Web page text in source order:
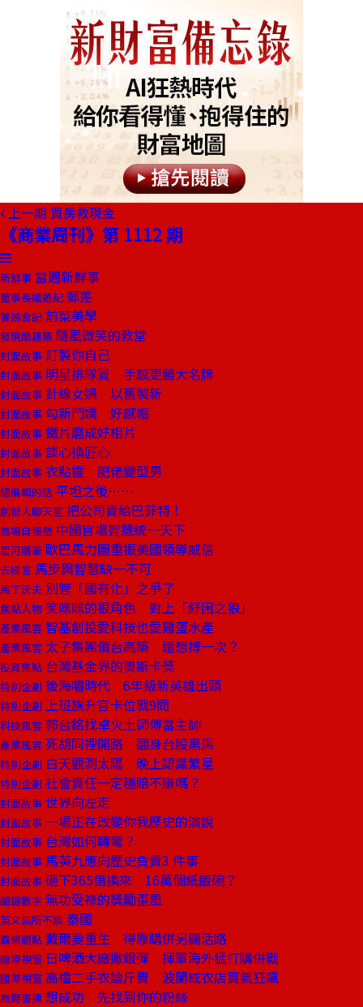
上一期 買房救現金
《商業周刊》第 1112 期
新鮮事 當週新鮮事
董事長嬉遊記 郵差
饕姊食記 前菜美學
發現酷建築 隨風微笑的教堂
封面故事 訂製你自己
封面故事 明星排隊買 手感更勝大名牌
封面故事 針線女媧 以舊製新
封面故事 勾新鬥嬌 好感帽
封面故事 鐵片磨成好相片
封面故事 談心換匠心
封面故事 衣點靈 肥佬變型男
總編輯的話 平坦之後……
創辦人聊天室 把公司賣給巴菲特！
商場自慢塾 中國官場智慧統一天下
星河隨筆 歐巴馬力圖重振美國領導威信
去梯言 馬步與智慧缺一不可
馬丁沃夫 別管「國有化」之爭了
焦點人物 笑咪咪的狠角色 對上「紓困之狼」
產業風雲 智基創投愛科技也愛雞蛋水產
產業風雲 太子集團債台高築 還想搏一次？
投資焦點 台灣基金界的奧斯卡獎
特別企劃 後海嘯時代 6年級新英雄出頭
特別企劃 上班族升官卡位戰9問
科技風雲 郭台銘找卓火土師傅當主帥
產業風雲 死胡同裡開路 翻身台股黑馬
特別企劃 白天觀測太陽 晚上認識繁星
特別企劃 社會責任一定穩賠不賺嗎？
封面故事 世界向左走
封面故事 一場正在改變你我歷史的演說
封面故事 台灣如何轉彎？
封面故事 馬英九應向歷史負責3 件事
封面故事 砸下365億換來 16萬個紙飯碗？
關鍵數字 無功受祿的獎勵歪風
英文無所不談 秦國
霸榮觀點 戴爾要重生 得靠購併另闢活路
國際視窗 日啤酒大廠撒銀彈 揮軍海外猛打購併戰
國際視窗 高檔二手衣論斤賣 波蘭成衣店買氣狂飆
商周書摘 想成功 先找到你的粉絲